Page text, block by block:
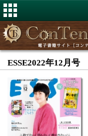
ESSE2022年12月号